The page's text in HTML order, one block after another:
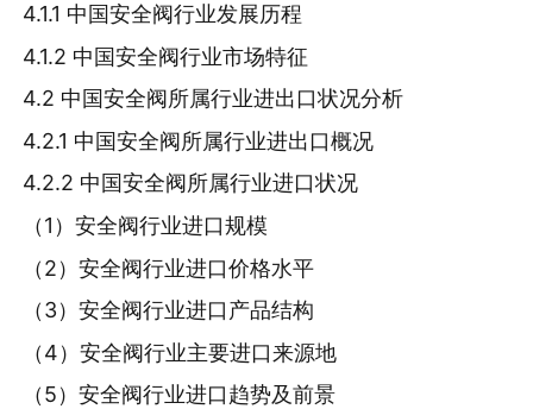
4.1.1 中国安全阀行业发展历程
4.1.2 中国安全阀行业市场特征
4.2 中国安全阀所属行业进出口状况分析
4.2.1 中国安全阀所属行业进出口概况
4.2.2 中国安全阀所属行业进口状况
（1）安全阀行业进口规模
（2）安全阀行业进口价格水平
（3）安全阀行业进口产品结构
（4）安全阀行业主要进口来源地
（5）安全阀行业进口趋势及前景